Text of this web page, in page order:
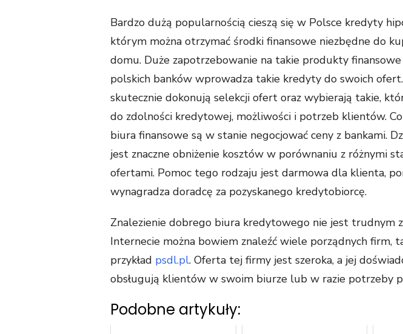
Bardzo dużą popularnością cieszą się w Polsce kredyty
którym można otrzymać środki finansowe niezbędne do
domu. Duże zapotrzebowanie na takie produkty
polskich banków wprowadza takie kredyty do swoich
skutecznie dokonują selekcji ofert oraz wybierają takie,
do zdolności kredytowej, możliwości i potrzeb klientów.
biura finansowe są w stanie negocjować ceny z bankami.
jest znaczne obniżenie kosztów w porównaniu z różnymi
ofertami. Pomoc tego rodzaju jest darmowa dla klienta,
wynagradza doradcę za pozyskanego kredytobiorcę.
Znalezienie dobrego biura kredytowego nie jest trudnym
Internecie można bowiem znaleźć wiele porządnych firm,
przykład psdl.pl. Oferta tej firmy jest szeroka, a jej
obsługują klientów w swoim biurze lub w razie potrzeby
Podobne artykuły: